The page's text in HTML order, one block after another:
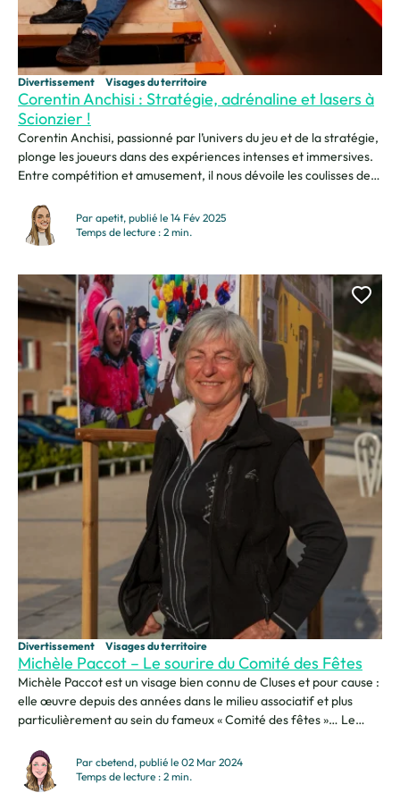
Corentin Anchisi : Stratégie, adrénaline et lasers à
Scionzier !
Divertissement Visages du territoire
Corentin Anchisi, passionné par l’univers du jeu et de la stratégie,
plonge les joueurs dans des expériences intenses et immersives.
Entre compétition et amusement, il nous dévoile les coulisses de
je suis responsable de salle au Laser Game de Scionzier.
SCIONZIER COMME TERRAIN...
Par apetit, publié le 14 Fév 2025
Temps de lecture : 2 min.
Michèle Paccot – Le sourire du Comité des Fêtes
Divertissement Visages du territoire
Michèle Paccot est un visage bien connu de Cluses et pour cause :
elle œuvre depuis des années dans le milieu associatif et plus
particulièrement au sein du fameux « Comité des fêtes »… Le
croiser son sourire lors d’une manifestation clusienne. Il est
difficile pour...
Par cbetend, publié le 02 Mar 2024
Temps de lecture : 2 min.